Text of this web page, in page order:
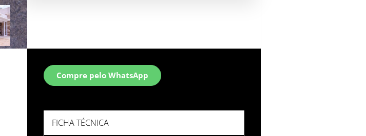
Compre pelo WhatsApp
FICHA TÉCNICA